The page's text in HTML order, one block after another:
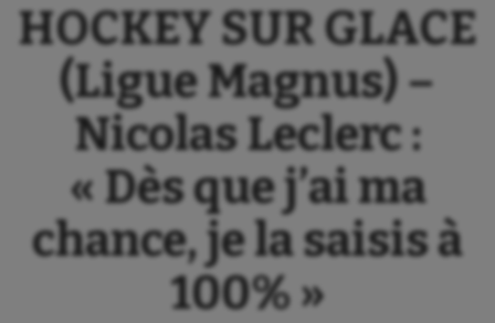
HOCKEY SUR GLACE
(Ligue Magnus) –
Nicolas Leclerc :
« Dès que j’ai ma
chance, je la saisis à
100% »